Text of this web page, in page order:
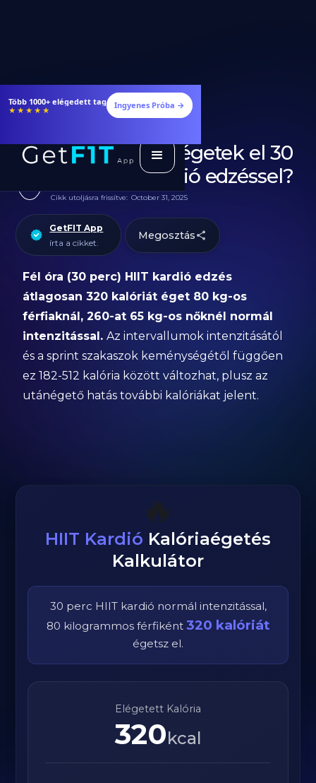
Több 1000+ elégedett tag
★★★★★ Ingyenes Próba →
Hány kalóriát égetek el 30
perc HIIT kardió edzéssel?
Cikk utoljásra frissítve: October 31, 2025
GetFIT App
írta a cikket.
Megosztás
Fél óra (30 perc) HIIT kardió edzés
átlagosan 320 kalóriát éget 80 kg-os
férfiaknál, 260-at 65 kg-os nőknél normál
intenzitással.Az intervallumok intenzitásától
és a sprint szakaszok keménységétől függően
ez 182-512 kalória között változhat, plusz az
utánégető hatás további kalóriákat jelent.
🔥
HIIT Kardió Kalóriaégetés
Kalkulátor
30 perc HIIT kardió normál intenzitással,
80 kilogrammos férfiként 320 kalóriát
égetsz el.
Elégetett Kalória
320kcal